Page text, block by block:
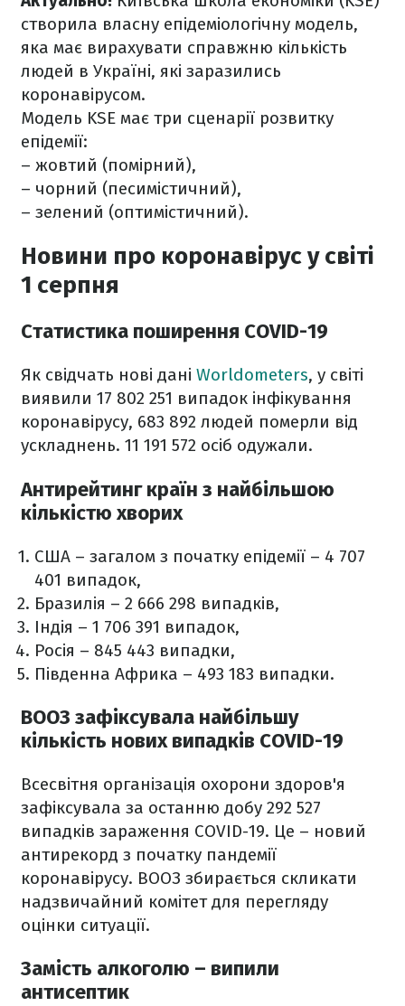
створила власну епідеміологічну модель,
яка має вирахувати справжню кількість
людей в Україні, які заразились
коронавірусом.
Модель KSE має три сценарії розвитку
епідемії:
– жовтий (помірний),
– чорний (песимістичний),
– зелений (оптимістичний).
Новини про коронавірус у світі
1 серпня
Статистика поширення COVID-19
Як свідчать нові дані Worldometers, у світі
виявили 17 802 251 випадок інфікування
коронавірусу, 683 892 людей померли від
ускладнень. 11 191 572 осіб одужали.
Антирейтинг країн з найбільшою
кількістю хворих
США – загалом з початку епідемії – 4 707
401 випадок,
Бразилія – 2 666 298 випадків,
Індія – 1 706 391 випадок,
Росія – 845 443 випадки,
Південна Африка – 493 183 випадки.
ВООЗ зафіксувала найбільшу
кількість нових випадків COVID-19
Всесвітня організація охорони здоров'я
зафіксувала за останню добу 292 527
випадків зараження COVID-19. Це – новий
антирекорд з початку пандемії
коронавірусу. ВООЗ збирається скликати
надзвичайний комітет для перегляду
оцінки ситуації.
Замість алкоголю – випили
антисептик